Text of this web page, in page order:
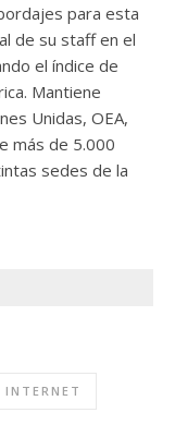
para esta
de su staff en el
el índice de
Mantiene
Unidas, OEA,
más de 5.000
sedes de la